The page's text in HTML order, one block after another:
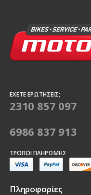
ΈΧΕΤΕ ΕΡΩΤΉΣΕΙΣ;
2310 857 097
6986 837 913
ΤΡΌΠΟΙ ΠΛΗΡΩΜΉΣ
Πληροφορίες